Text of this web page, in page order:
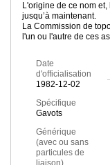
L'origine de ce nom
jusqu’à maintenant.
La Commission de
l'un ou l'autre de ces
Date
d'officialisation
1982-12-02
Spécifique
Gavots
Générique
(avec ou sans
particules de
liaison)